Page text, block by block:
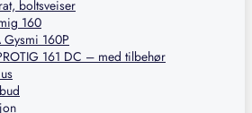
boltsveiser
160
Gysmi 160P
161 DC – med tilbehør